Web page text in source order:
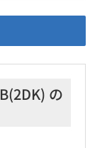
の